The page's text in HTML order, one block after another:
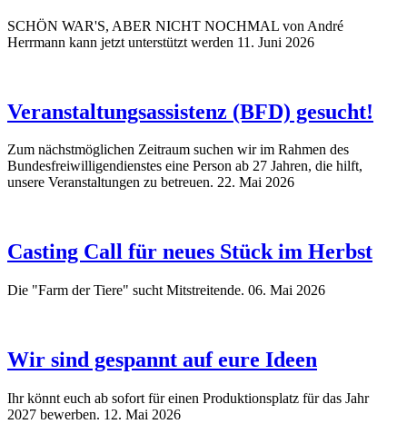
SCHÖN WAR'S, ABER NICHT NOCHMAL von André
Herrmann kann jetzt unterstützt werden 11. Juni 2026
Veranstaltungsassistenz (BFD) gesucht!
Zum nächstmöglichen Zeitraum suchen wir im Rahmen des
Bundesfreiwilligendienstes eine Person ab 27 Jahren, die hilft,
unsere Veranstaltungen zu betreuen. 22. Mai 2026
Casting Call für neues Stück im Herbst
Die "Farm der Tiere" sucht Mitstreitende. 06. Mai 2026
Wir sind gespannt auf eure Ideen
Ihr könnt euch ab sofort für einen Produktionsplatz für das Jahr
2027 bewerben. 12. Mai 2026